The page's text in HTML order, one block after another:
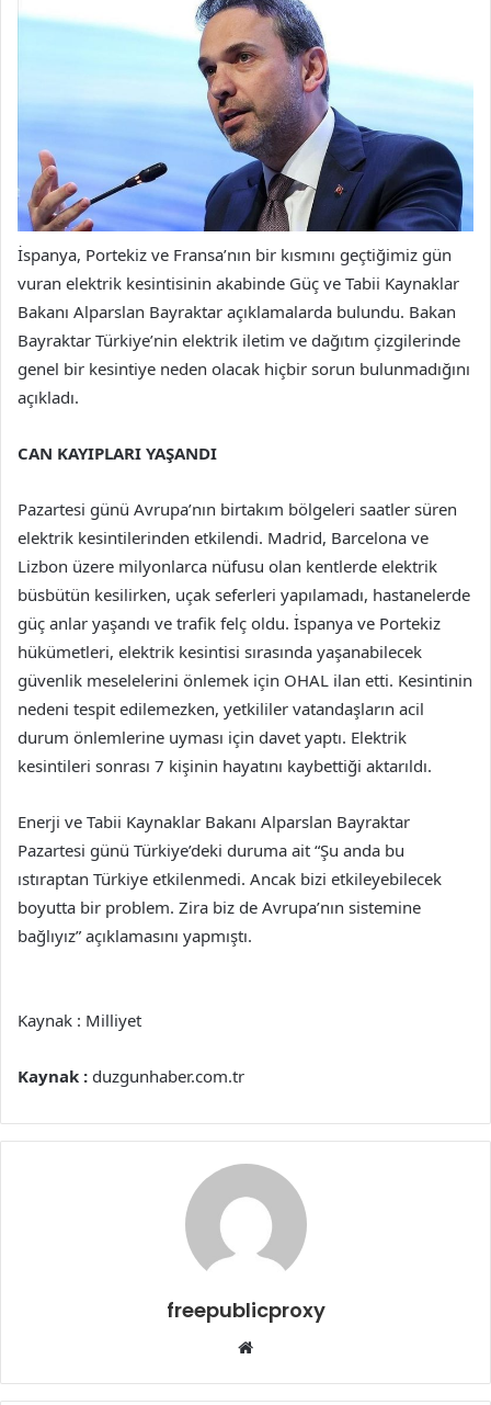
İspanya, Portekiz ve Fransa’nın bir kısmını geçtiğimiz gün
vuran elektrik kesintisinin akabinde Güç ve Tabii Kaynaklar
Bakanı Alparslan Bayraktar açıklamalarda bulundu. Bakan
Bayraktar Türkiye’nin elektrik iletim ve dağıtım çizgilerinde
genel bir kesintiye neden olacak hiçbir sorun bulunmadığını
açıkladı.
CAN KAYIPLARI YAŞANDI
Pazartesi günü Avrupa’nın birtakım bölgeleri saatler süren
elektrik kesintilerinden etkilendi. Madrid, Barcelona ve
Lizbon üzere milyonlarca nüfusu olan kentlerde elektrik
büsbütün kesilirken, uçak seferleri yapılamadı, hastanelerde
güç anlar yaşandı ve trafik felç oldu. İspanya ve Portekiz
hükümetleri, elektrik kesintisi sırasında yaşanabilecek
güvenlik meselelerini önlemek için OHAL ilan etti. Kesintinin
nedeni tespit edilemezken, yetkililer vatandaşların acil
durum önlemlerine uyması için davet yaptı. Elektrik
kesintileri sonrası 7 kişinin hayatını kaybettiği aktarıldı.
Enerji ve Tabii Kaynaklar Bakanı Alparslan Bayraktar
Pazartesi günü Türkiye’deki duruma ait “Şu anda bu
ıstıraptan Türkiye etkilenmedi. Ancak bizi etkileyebilecek
boyutta bir problem. Zira biz de Avrupa’nın sistemine
bağlıyız” açıklamasını yapmıştı.
Kaynak : Milliyet
Kaynak : duzgunhaber.com.tr
freepublicproxy
Web